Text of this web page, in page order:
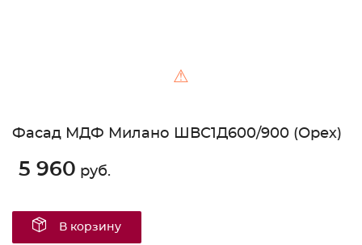
⚠
Фасад МДФ Милано ШВС1Д600/900 (Орех)
5 960 руб.
В корзину